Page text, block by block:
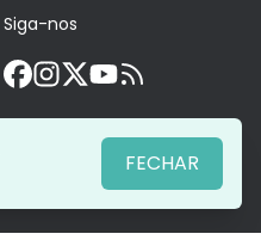
Siga-nos
FECHAR